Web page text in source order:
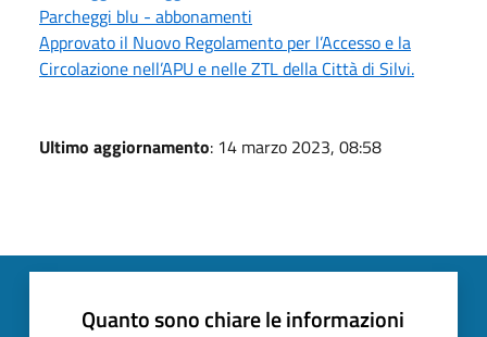
Parcheggi blu - abbonamenti
Approvato il Nuovo Regolamento per l’Accesso e la
Circolazione nell’APU e nelle ZTL della Città di Silvi.
Ultimo aggiornamento: 14 marzo 2023, 08:58
Quanto sono chiare le informazioni